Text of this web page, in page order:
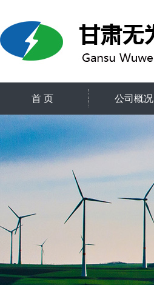
首 页 公司概况